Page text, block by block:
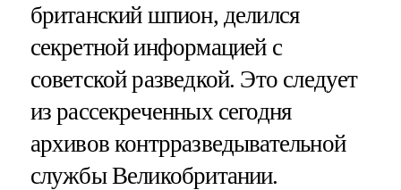
британский шпион, делился
секретной информацией с
советской разведкой. Это следует
из рассекреченных сегодня
архивов контрразведывательной
службы Великобритании.